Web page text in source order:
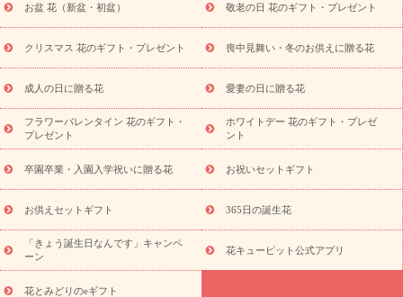
お供え プリザーブドフラワー
ペットのお供えフラワー
お盆（新
盆・初盆）
その他 お祝い返し お見舞い
お取り寄せギフト
ビジネス用
ご自宅用 観葉植物 ミディ胡蝶蘭
プリザーブ
ドフラワー
スタイルから探す アレンジメント 花束
スタ
ンド花
お祝い お供え・お悔やみ 胡蝶蘭 胡蝶蘭・花鉢
ディ胡蝶蘭・お祝い
ミディ胡蝶蘭・お供え
世界初の青色胡蝶蘭
観葉植物
観葉植物 産直多肉植物
プリザーブドフラワー
お祝い
お供え・お悔やみ 花とセットギフト
セミオーダー
プチギフト（hanamore -ハナモア-）
花とみどりのeギフト
キューピットのeGfit
カラー ピンク イエローオレンジ
レッ
ド
お花の種類 トルコキキョウ
お祝い お祝い・3000円～ お祝い・4000円～
お祝い・
5000円～
お祝い・7000円～ お祝い・ 10000円～
お供え・お
悔やみ
円～
お供え・お悔やみ・
お盆 花（新盆・初盆） 敬老の日 花のギフト・プレゼント
クリスマス 花のギフト・プレゼント 喪中見舞い・冬のお供えに贈る花
成人の日に贈る花 愛妻の日に贈る花
フラワーバレンタイン 花のギフト・
プレゼント
ホワイトデー 花のギフト・プレゼ
ント
卒園卒業・入園入学祝いに贈る花 お祝いセットギフト
お供えセットギフト 365日の誕生花
「きょう誕生日なんです」キャンペ
ーン
花キューピット公式アプリ
花とみどりのeギフト